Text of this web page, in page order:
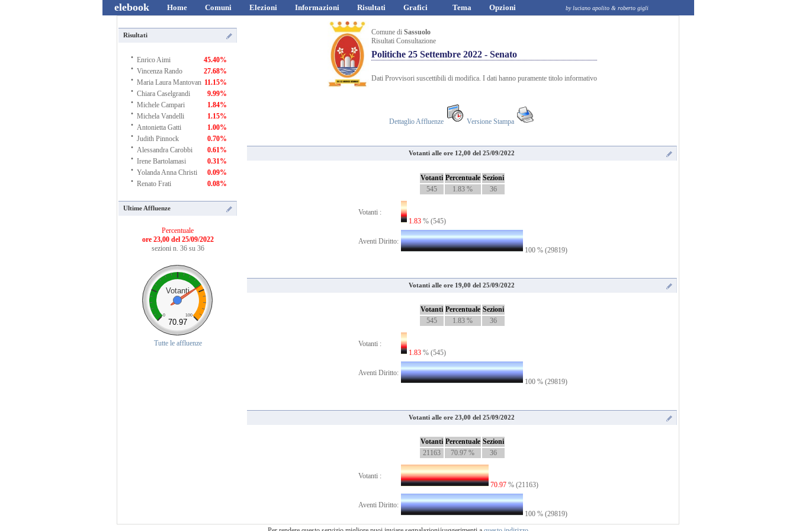
elebook Home Comuni Elezioni Informazioni Risultati Grafici Tema Opzioni by luciano apolito & roberto gigli
Risultati
· Enrico Aimi 45.40%
· Vincenza Rando 27.68%
· Maria Laura Mantovan 11.15%
· Chiara Caselgrandi 9.99%
· Michele Campari 1.84%
· Michela Vandelli 1.15%
· Antonietta Gatti 1.00%
· Judith Pinnock 0.70%
· Alessandra Carobbi 0.61%
· Irene Bartolamasi 0.31%
· Yolanda Anna Christi 0.09%
· Renato Frati 0.08%
Ultime Affluenze
Percentuale
ore 23,00 del 25/09/2022
sezioni n. 36 su 36
Votanti
0 100
70.97
Tutte le affluenze
Comune di Sassuolo
Risultati Consultazione
Politiche 25 Settembre 2022 - Senato
Dati Provvisori suscettibili di modifica. I dati hanno puramente titolo informativo
Dettaglio Affluenze Versione Stampa
Votanti alle ore 12,00 del 25/09/2022
Votanti Percentuale Sezioni
545
1.83 % 36
Votanti :
1.83% (545)
Aventi Diritto:
100 % (29819)
Votanti alle ore 19,00 del 25/09/2022
Votanti Percentuale Sezioni
545
1.83 % 36
Votanti :
1.83% (545)
Aventi Diritto:
100 % (29819)
Votanti alle ore 23,00 del 25/09/2022
Votanti Percentuale Sezioni
21163
70.97 % 36
Votanti :
70.97% (21163)
Aventi Diritto:
100 % (29819)